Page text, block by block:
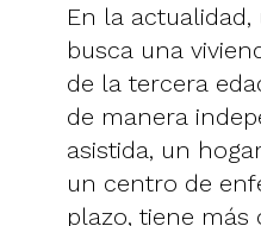
En la
busca una
de la tercera
de manera
asistida, un
un centro de
plazo, tiene más